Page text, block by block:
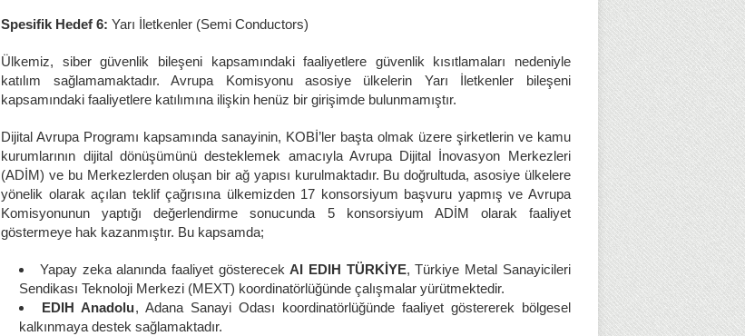
Spesifik Hedef 6: Yarı İletkenler (Semi Conductors)
Ülkemiz, siber güvenlik bileşeni kapsamındaki faaliyetlere güvenlik kısıtlamaları nedeniyle
katılım sağlamamaktadır. Avrupa Komisyonu asosiye ülkelerin Yarı İletkenler bileşeni
kapsamındaki faaliyetlere katılımına ilişkin henüz bir girişimde bulunmamıştır.
Dijital Avrupa Programı kapsamında sanayinin, KOBİ’ler başta olmak üzere şirketlerin ve kamu
kurumlarının dijital dönüşümünü desteklemek amacıyla Avrupa Dijital İnovasyon Merkezleri
(ADİM) ve bu Merkezlerden oluşan bir ağ yapısı kurulmaktadır. Bu doğrultuda, asosiye ülkelere
yönelik olarak açılan teklif çağrısına ülkemizden 17 konsorsiyum başvuru yapmış ve Avrupa
Komisyonunun yaptığı değerlendirme sonucunda 5 konsorsiyum ADİM olarak faaliyet
göstermeye hak kazanmıştır. Bu kapsamda;
Yapay zeka alanında faaliyet gösterecekAI EDIH TÜRKİYE, Türkiye Metal Sanayicileri
Sendikası Teknoloji Merkezi (MEXT) koordinatörlüğünde çalışmalar yürütmektedir.
EDIH Anadolu, Adana Sanayi Odası koordinatörlüğünde faaliyet göstererek bölgesel
kalkınmaya destek sağlamaktadır.